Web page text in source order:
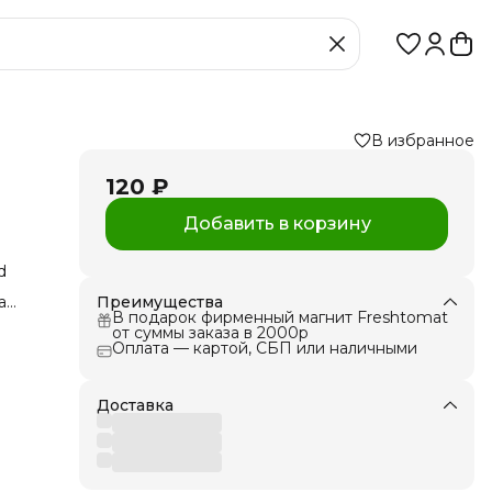
и
В избранное
120 ₽
Добавить в корзину
Преимущества
В подарок фирменный магнит Freshtomat
от суммы заказа в 2000р
Оплата — картой, СБП или наличными
Доставка